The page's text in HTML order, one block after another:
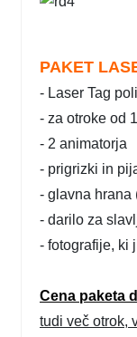
PAKET
- Laser Tag
- za otroke od
- 2 animatorja
- prigrizki in
- glavna hrana
- darilo za
- fotografije, ki
Cena paketa
tudi več otrok,